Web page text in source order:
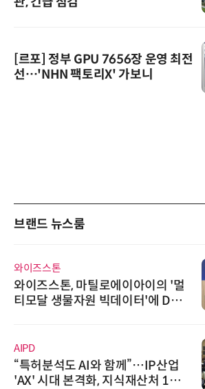
[르포] 정부 GPU 7656장 운영 최전
선…'NHN 팩토리X' 가보니
브랜드 뉴스룸
와이즈스톤
와이즈스톤, 마틸로에이아이의 '멀
티모달 생물자원 빅데이터'에 DQ
AIPD
“특허분석도 AI와 함께”…IP산업
'AX' 시대 본격화, 지식재산처 1호